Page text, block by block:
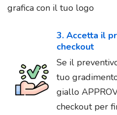
grafica con il tuo logo
3. Accetta il
checkout
Se il
tuo
giallo
checkout per